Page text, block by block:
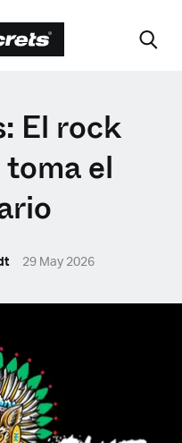
El rock
el
29 May 2026